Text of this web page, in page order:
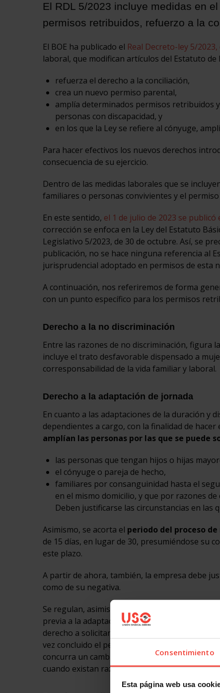
Consentimiento
Esta página web usa
El RDL 5/2023 incluye medidas en
permisos retribuidos, refuerzo a la
El BOE ha publicado el Real Decreto-ley 5/
laboral, que modifican artículos del Estatuto de
refuerza el derecho a la conciliación,
crea un nuevo permiso parental,
amplía determinados permisos retribuidos
personas con discapacidad, y
en los que la Ley se refiere al cónyuge,
Para hacer efectivos los nuevos derechos
consecuencia de su ejercicio.
Dentro de las medidas laborales que se
familiares o personas convivientes y el
En este sentido, el 1 de julio de 2023 se publicó
corrección se enfoca en la Ley del Estatuto
Legislativo 5/2023, de 30 de octubre. Así, se
publicación, no se hace ninguna referencia al
jurisprudencial adoptado en permisos de esta
A continuación, nos referiremos de forma
con un punto específico para los permisos
Derecho a la no discriminación
Entre las razones de no discriminación, figura
incluye el trato desfavorable dispensado a
corresponsabilidad de la vida familiar y laboral.
Derecho a la adaptación de jornada
En cuanto a las adaptaciones de la duración y
dependientes a cargo, con la finalidad de
amplían las personas por las que se puede
las personas que tengan hijos o hijas
el cónyuge o pareja de hecho,
familiares por consanguinidad hasta el
en el mismo domicilio, y que por razones
Deben justificarse las circunstancias en las
Asimismo, se acorta el periodo del proceso
de 15 días, en lugar de 30, presumiéndose su
este plazo.
A partir de ahora, también, la empresa debe
como de su negativa.
Se regulan, asimismo, las causas y momento
previa a la adaptación y volver a su puesto de
derecho a solicitar el reingreso, sino que
vez concluido el período acordado o previsto, o
concurra un cambio de circunstancias que así
cuando existan razones objetivas motivadas